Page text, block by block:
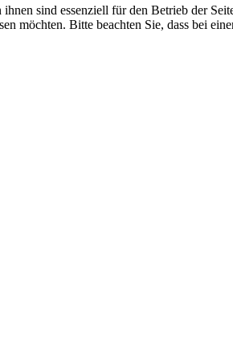
sind essenziell für den Betrieb der
möchten. Bitte beachten Sie, dass bei